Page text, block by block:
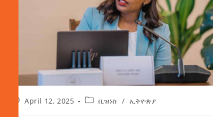
April 12, 2025 ቢዝነስ / ኢትዮጵያ